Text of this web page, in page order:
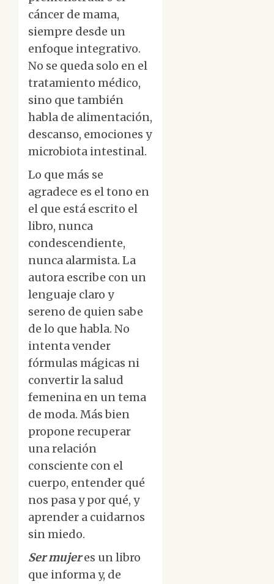
cáncer de mama,
siempre desde un
enfoque integrativo.
No se queda solo en el
tratamiento médico,
sino que también
habla de alimentación,
descanso, emociones y
microbiota intestinal.
Lo que más se
agradece es el tono en
el que está escrito el
libro, nunca
condescendiente,
nunca alarmista. La
autora escribe con un
lenguaje claro y
sereno de quien sabe
de lo que habla. No
intenta vender
fórmulas mágicas ni
convertir la salud
femenina en un tema
de moda. Más bien
propone recuperar
una relación
consciente con el
cuerpo, entender qué
nos pasa y por qué, y
aprender a cuidarnos
sin miedo.
Ser mujer es un libro
que informa y, de